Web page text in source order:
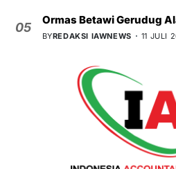
05
Ormas Betawi Gerudug
BYREDAKSI IAWNEWS 11 JULI